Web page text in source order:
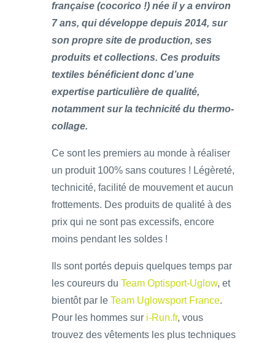
française (cocorico !) née il y a environ
7 ans, qui développe depuis 2014, sur
son propre site de production, ses
produits et collections. Ces produits
textiles bénéficient donc d’une
expertise particulière de qualité,
notamment sur la technicité du thermo-
collage.
Ce sont les premiers au monde à réaliser
un produit 100% sans coutures ! Légèreté,
technicité, facilité de mouvement et aucun
frottements. Des produits de qualité à des
prix qui ne sont pas excessifs, encore
moins pendant les soldes !
Ils sont portés depuis quelques temps par
les coureurs du Team Optisport-Uglow, et
bientôt par le Team Uglowsport France.
Pour les hommes sur i-Run.fr, vous
trouvez des vêtements les plus techniques